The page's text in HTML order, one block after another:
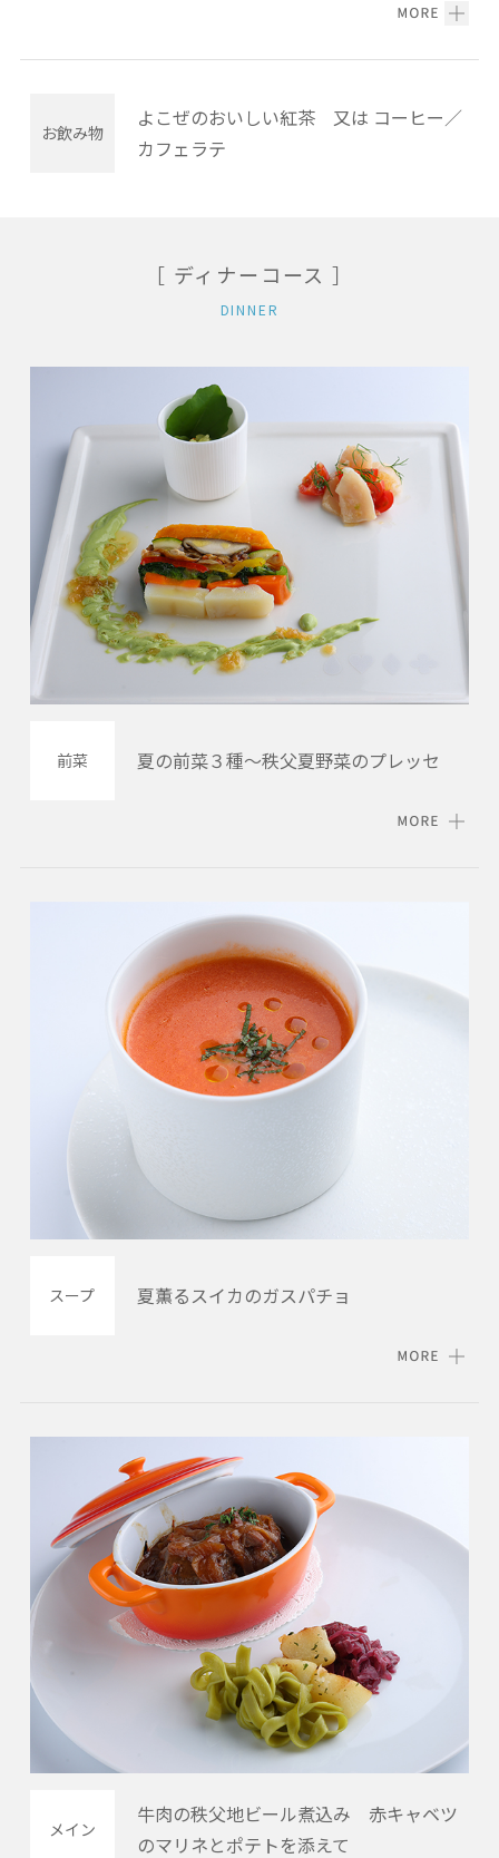
お飲み物
よこぜのおいしい紅茶 又は コーヒー／
カフェラテ
［ ディナーコース ］
DINNER
前菜 夏の前菜３種～秩父夏野菜のプレッセ
スープ 夏薫るスイカのガスパチョ
メイン
牛肉の秩父地ビール煮込み 赤キャベツ
のマリネとポテトを添えて